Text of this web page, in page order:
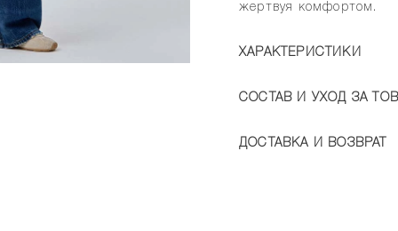
жертвуя комфортом.
ХАРАКТЕРИСТИКИ
СОСТАВ И УХОД ЗА
ДОСТАВКА И ВОЗВРАТ